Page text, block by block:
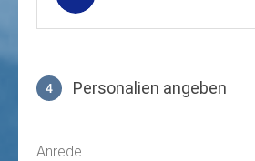
4 Personalien angeben
Anrede